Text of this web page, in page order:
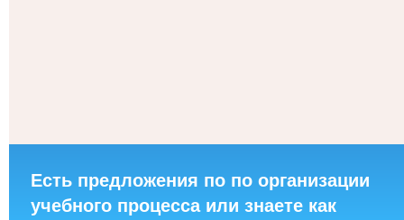
Есть предложения по по организации
учебного процесса или знаете как